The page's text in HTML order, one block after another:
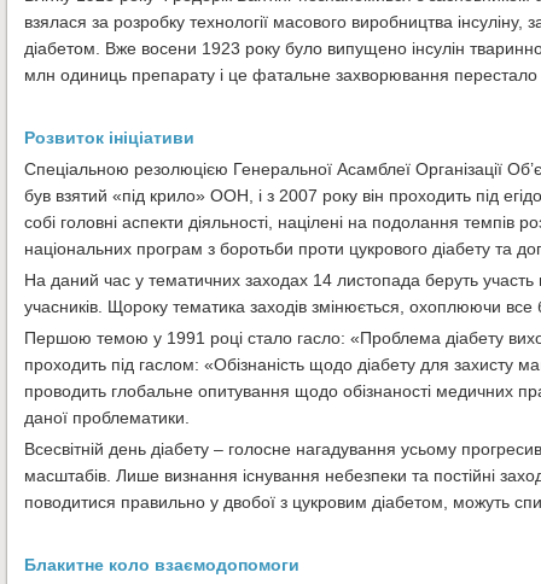
взялася за розробку технології масового виробництва
діабетом. Вже восени 1923 року було випущено інсулін
млн одиниць препарату і це фатальне захворювання
Розвиток ініціативи
Спеціальною резолюцією Генеральної Асамблеї Організації
був взятий «під крило» ООН, і з 2007 року він проходить під
собі головні аспекти діяльності, націлені на подолання темпів
національних програм з боротьби проти цукрового діабету та
На даний час у тематичних заходах 14 листопада беруть участь
учасників. Щороку тематика заходів змінюється, охоплюючи
Першою темою у 1991 році стало гасло: «Проблема діабету
проходить під гаслом: «Обізнаність щодо діабету для захисту
проводить глобальне опитування щодо обізнаності медичних
даної проблематики.
Всесвітній день діабету – голосне нагадування усьому
масштабів. Лише визнання існування небезпеки та постійні
поводитися правильно у двобої з цукровим діабетом, можуть
Блакитне коло взаємодопомоги